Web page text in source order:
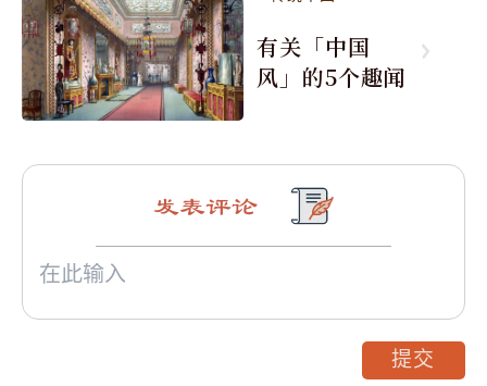
有关「中国
风」的5个趣闻
发表评论
提交